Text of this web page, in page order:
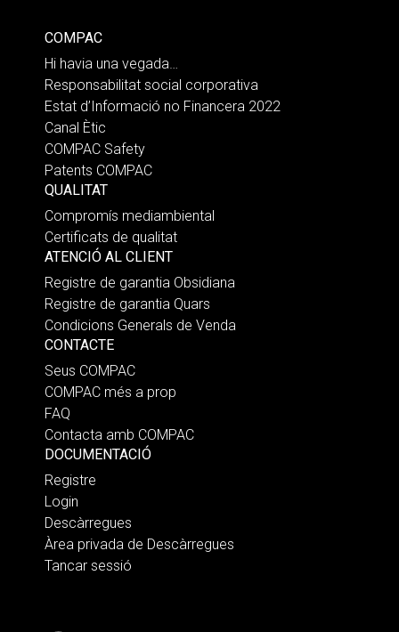
COMPAC
Hi havia una vegada…
Responsabilitat social corporativa
Estat d’Informació no Financera 2022
Canal Ètic
COMPAC Safety
Patents COMPAC
QUALITAT
Compromís mediambiental
Certificats de qualitat
ATENCIÓ AL CLIENT
Registre de garantia Obsidiana
Registre de garantia Quars
Condicions Generals de Venda
CONTACTE
Seus COMPAC
COMPAC més a prop
FAQ
Contacta amb COMPAC
DOCUMENTACIÓ
Registre
Login
Descàrregues
Àrea privada de Descàrregues
Tancar sessió